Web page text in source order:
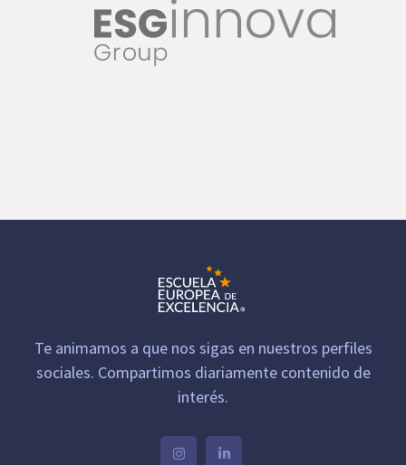
Te animamos a que nos sigas en nuestros perfiles
sociales. Compartimos diariamente contenido de
interés.